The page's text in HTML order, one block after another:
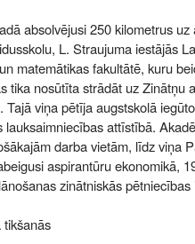
absolvējusi 250 kilometrus
L. Straujuma iestājās
matemātikas fakultātē, kuru
tika nosūtīta strādāt uz Zinātņu
Tajā viņa pētīja augstskolā
lauksaimniecības attīstībā.
darba vietām, līdz viņa
aspirantūru ekonomikā,
zinātniskās